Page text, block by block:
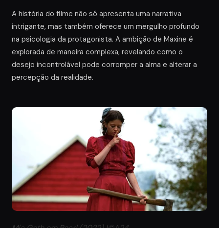
A história do filme não só apresenta uma narrativa
intrigante, mas também oferece um mergulho profundo
na psicologia da protagonista. A ambição de Maxine é
explorada de maneira complexa, revelando como o
desejo incontrolável pode corromper a alma e alterar a
percepção da realidade.